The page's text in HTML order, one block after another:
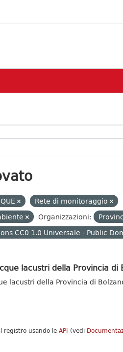
Rete di monitoraggio
Organizzazioni:
CC0 1.0 Universale - Public
lacustri della Provincia di
lacustri della Provincia di
registro usando le API (vedi